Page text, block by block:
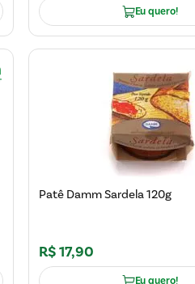
Eu quero!
Patê Damm Sardela 120g
R$17,90
Eu quero!